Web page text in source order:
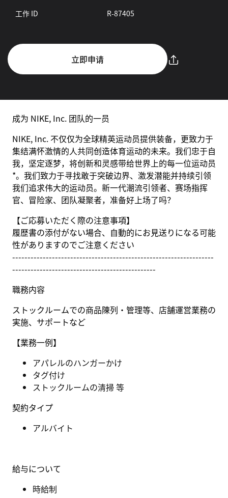
工作 ID R-87405
立即申请
成为 NIKE, Inc. 团队的一员
NIKE, Inc. 不仅仅为全球精英运动员提供装备，更致力于
集结满怀激情的人共同创造体育运动的未来。我们忠于自
我，坚定逐梦，将创新和灵感带给世界上的每一位运动员
*。我们致力于寻找敢于突破边界、激发潜能并持续引领
我们追求伟大的运动员。新一代潮流引领者、赛场指挥
官、冒险家、团队凝聚者，准备好上场了吗？
【ご応募いただく際の注意事項】
履歴書の添付がない場合、自動的にお見送りになる可能
性がありますのでご注意ください
------------------------------------------------------------------
-----------------------------------------------
職務内容
ストックルームでの商品陳列・管理等、店舗運営業務の
実施、サポートなど
【業務一例】
アパレルのハンガーかけ
タグ付け
ストックルームの清掃 等
契約タイプ
アルバイト
給与について
時給制